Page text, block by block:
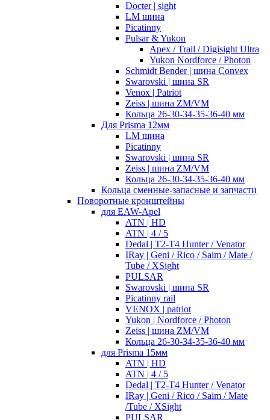
Docter | sight
LM шина
Picatinny
Pulsar & Yukon
Apex / Trail / Digisight Ultra
Yukon Nordforce / Photon
Schmidt Bender | шина Convex
Swarovski | шина SR
Venox | Patriot
Zeiss | шина ZM/VM
Кольца 26-30-34-35-36-40 мм
Для Prisma 12мм
LM шина
Picatinny
Swarovski | шина SR
Zeiss | шина ZM/VM
Кольца 26-30-34-35-36-40 мм
Кольца сменные-запасные и запчасти
Поворотные кронштейны
для EAW-Apel
ATN | HD
ATN | 4 / 5
Dedal | T2-T4 Hunter / Venator
IRay | Geni / Rico / Saim / Mate /
Tube / XSight
PULSAR
Swarovski | шина SR
Picatinny rail
VENOX | patriot
Yukon | Nordforce / Photon
Zeiss | шина ZM/VM
Кольца 26-30-34-35-36-40 мм
для Prisma 15мм
ATN | HD
ATN | 4 / 5
Dedal | T2-T4 Hunter / Venator
IRay | Geni / Rico / Saim / Mate
/Tube / XSight
PULSAR